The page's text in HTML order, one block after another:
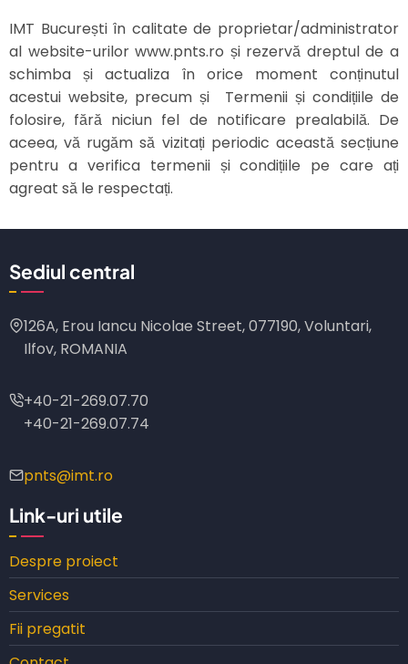
IMT București în calitate de proprietar/administrator
al website-urilor www.pnts.ro și rezervă dreptul de a
schimba și actualiza în orice moment conținutul
acestui website, precum și Termenii și condițiile de
folosire, fără niciun fel de notificare prealabilă. De
aceea, vă rugăm să vizitați periodic această secțiune
pentru a verifica termenii și condițiile pe care ați
agreat să le respectați.
Sediul central
126A, Erou Iancu Nicolae Street, 077190, Voluntari,
Ilfov, ROMANIA
+40-21-269.07.70
+40-21-269.07.74
pnts@imt.ro
Link-uri utile
Despre proiect
Services
Fii pregatit